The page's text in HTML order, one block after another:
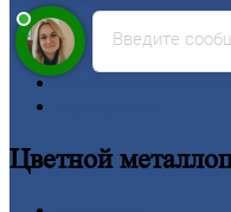
Рельсы
Сетка
Труба
Цветной
Введите